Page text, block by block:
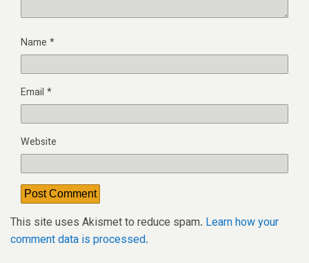
Name *
Email *
Website
This site uses Akismet to reduce spam. Learn how your
comment data is processed.